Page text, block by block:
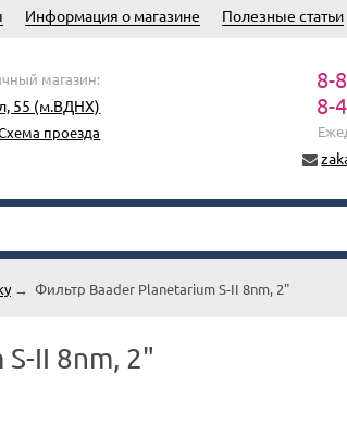
Информация о магазине Полезные статьи
магазин:
55 (м.ВДНХ)
проезда
8-
8-
→ Фильтр Baader Planetarium S-II 8nm, 2"
II 8nm, 2"